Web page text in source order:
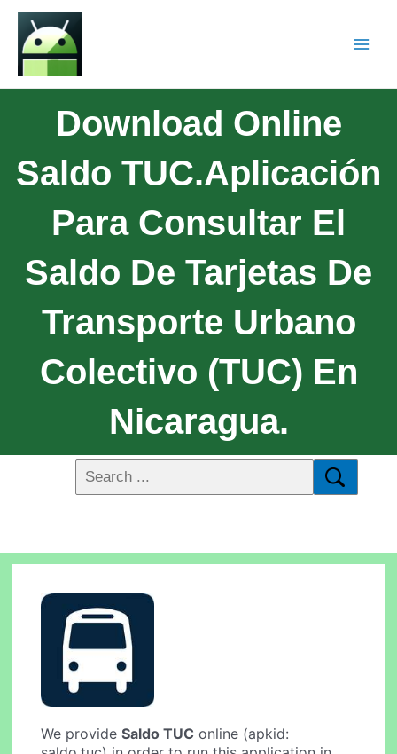
Download Online
Saldo TUC.Aplicación
Para Consultar El
Saldo De Tarjetas De
Transporte Urbano
Colectivo (TUC) En
Nicaragua.
We provideSaldo TUC online (apkid: